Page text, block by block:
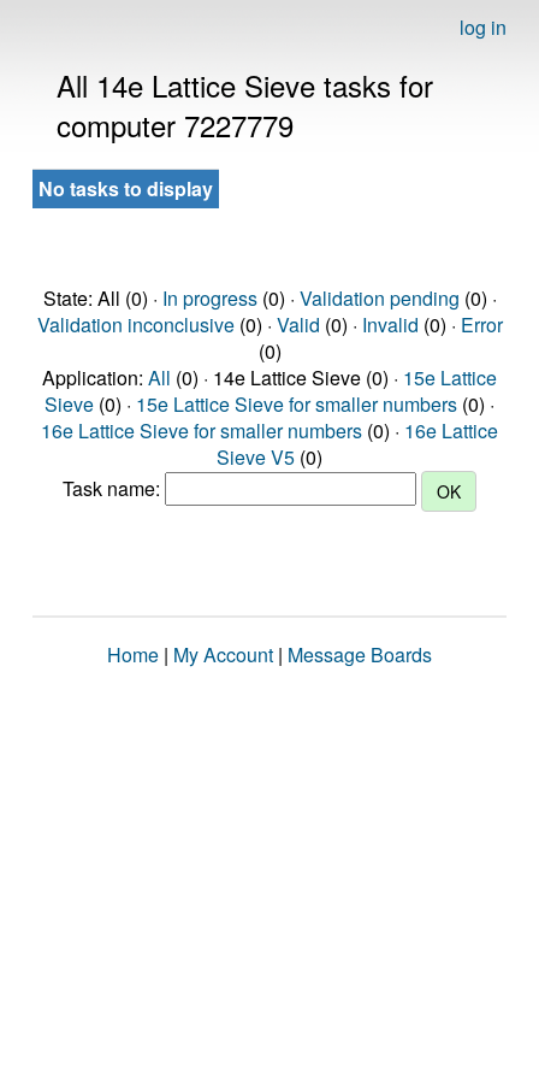
log in
All 14e Lattice Sieve tasks for
computer 7227779
No tasks to display
State: All (0) · In progress(0) · Validation pending (0) ·
Validation inconclusive(0) · Valid (0) · Invalid (0) · Error
(0)
Application: All (0) · 14e Lattice Sieve (0) · 15e Lattice
Sieve (0) · 15e Lattice Sieve for smaller numbers (0) ·
16e Lattice Sieve for smaller numbers (0) · 16e Lattice
Sieve V5 (0)
Task name:
Home | My Account | Message Boards